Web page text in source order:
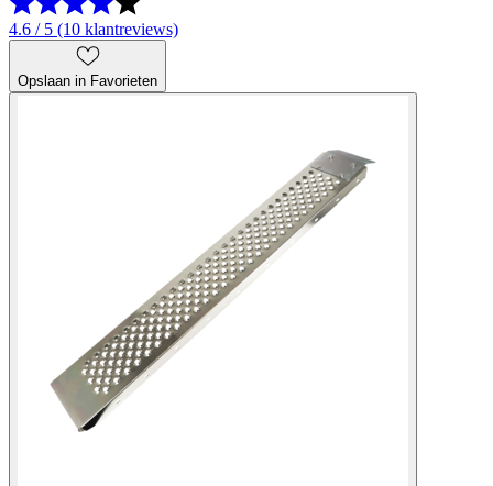
4.6 / 5 (10 klantreviews)
Opslaan in Favorieten